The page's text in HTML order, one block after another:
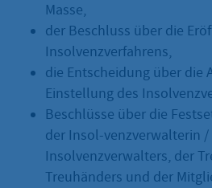
Masse,
der Beschluss über die
Insolvenzverfahrens,
die Entscheidung über die
Einstellung des
Beschlüsse über die
der Insol-venzverwalterin /
Insolvenzverwalters, der
Treuhänders und der